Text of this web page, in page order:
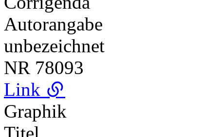
Autorangabe
unbezeichnet
NR 78093
Link
Graphik
Titel